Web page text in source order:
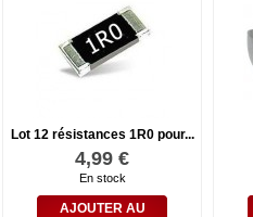
Lot 12 résistances 1R0 pour...
4,99 €
En stock
AJOUTER AU